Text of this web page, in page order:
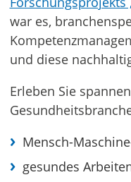
war es,
und diese
Erleben Sie
Mensch-
gesundes